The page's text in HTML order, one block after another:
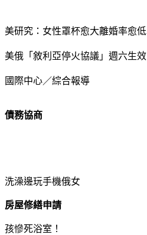
美研究：女性罩杯愈大離婚率愈低
美俄「敘利亞停火協議」週六生效
國際中心／綜合報導
債務協商
洗澡邊玩手機俄女
房屋修繕申請
孩慘死浴室！